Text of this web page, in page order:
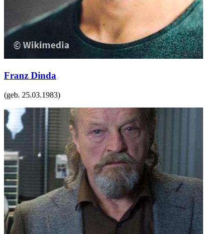
Franz Dinda
(geb. 25.03.1983)